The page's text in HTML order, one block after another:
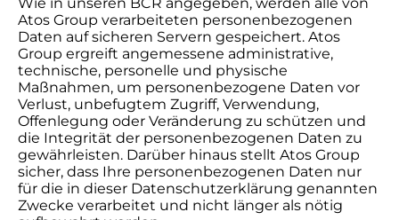
Atos Group verarbeiteten personenbezogenen
Daten auf sicheren Servern gespeichert. Atos
Group ergreift angemessene administrative,
technische, personelle und physische
Maßnahmen, um personenbezogene Daten vor
Verlust, unbefugtem Zugriff, Verwendung,
Offenlegung oder Veränderung zu schützen und
die Integrität der personenbezogenen Daten zu
gewährleisten. Darüber hinaus stellt Atos Group
sicher, dass Ihre personenbezogenen Daten nur
für die in dieser Datenschutzerklärung genannten
Zwecke verarbeitet und nicht länger als nötig